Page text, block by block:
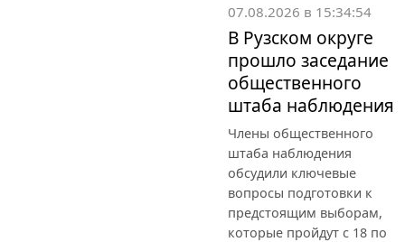
07.08.2026 в 15:34:54
В Рузском округе
прошло заседание
общественного
штаба наблюдения
Члены общественного
штаба наблюдения
обсудили ключевые
вопросы подготовки к
предстоящим выборам,
которые пройдут с 18 по